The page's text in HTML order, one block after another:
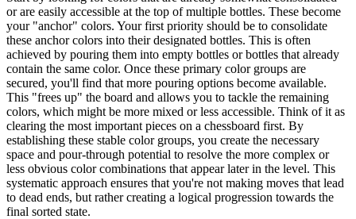
or are easily accessible at the top of multiple bottles. These become
your "anchor" colors. Your first priority should be to consolidate
these anchor colors into their designated bottles. This is often
achieved by pouring them into empty bottles or bottles that already
contain the same color. Once these primary color groups are
secured, you'll find that more pouring options become available.
This "frees up" the board and allows you to tackle the remaining
colors, which might be more mixed or less accessible. Think of it as
clearing the most important pieces on a chessboard first. By
establishing these stable color groups, you create the necessary
space and pour-through potential to resolve the more complex or
less obvious color combinations that appear later in the level. This
systematic approach ensures that you're not making moves that lead
to dead ends, but rather creating a logical progression towards the
final sorted state.